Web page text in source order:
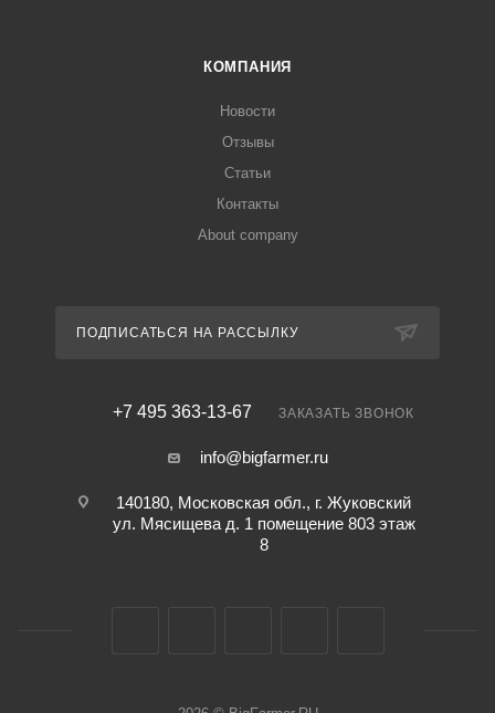
КОМПАНИЯ
Новости
Отзывы
Статьи
Контакты
About company
ПОДПИСАТЬСЯ НА РАССЫЛКУ
+7 495 363-13-67 ЗАКАЗАТЬ ЗВОНОК
info@bigfarmer.ru
140180, Московская обл., г. Жуковский
ул. Мясищева д. 1 помещение 803 этаж
8